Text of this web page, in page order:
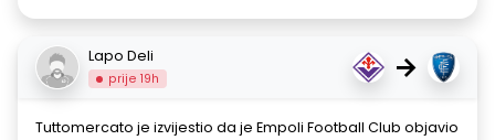
Lapo Deli
prije 19h →
Tuttomercato je izvijestio da je Empoli Football Club objavio